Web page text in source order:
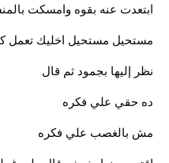
ابتعدت عنه بقوه وامسكت
مستحيل مستحيل اخليك تعمل
نظر إليها بجمود ثم قال
ده حقي علي فكره
مش بالغصب علي فكره